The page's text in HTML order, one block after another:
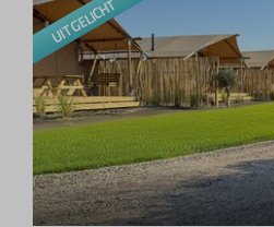
UITGELICHT